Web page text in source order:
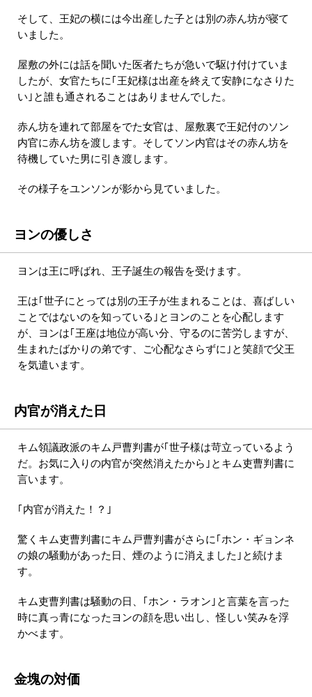
そして、王妃の横には今出産した子とは別の赤ん坊が寝て
いました。
屋敷の外には話を聞いた医者たちが急いで駆け付けていま
したが、女官たちに｢王妃様は出産を終えて安静になさりた
い｣と誰も通されることはありませんでした。
赤ん坊を連れて部屋をでた女官は、屋敷裏で王妃付のソン
内官に赤ん坊を渡します。そしてソン内官はその赤ん坊を
待機していた男に引き渡します。
その様子をユンソンが影から見ていました。
ヨンの優しさ
ヨンは王に呼ばれ、王子誕生の報告を受けます。
王は｢世子にとっては別の王子が生まれることは、喜ばしい
ことではないのを知っている｣とヨンのことを心配します
が、ヨンは｢王座は地位が高い分、守るのに苦労しますが、
生まれたばかりの弟です、ご心配なさらずに｣と笑顔で父王
を気遣います。
内官が消えた日
キム領議政派のキム戸曹判書が｢世子様は苛立っているよう
だ。お気に入りの内官が突然消えたから｣とキム吏曹判書に
言います。
｢内官が消えた！？｣
驚くキム吏曹判書にキム戸曹判書がさらに｢ホン・ギョンネ
の娘の騒動があった日、煙のように消えました｣と続けま
す。
キム吏曹判書は騒動の日、｢ホン・ラオン｣と言葉を言った
時に真っ青になったヨンの顔を思い出し、怪しい笑みを浮
かべます。
金塊の対価